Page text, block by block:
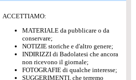
ACCETTIAMO:
MATERIALE da pubblicare o da
conservare;
NOTIZIE storiche e d'altro genere;
INDIRIZZI di Badolatesi che ancora
non ricevono il giornale;
FOTOGRAFIE di qualche interesse;
SUGGERIMENTI, che terremo